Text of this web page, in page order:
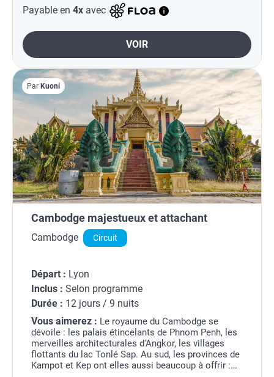
Payable en 4x avec
VOIR
Par Kuoni
Cambodge majestueux et attachant
Cambodge Circuit
Départ : Lyon
Inclus : Selon programme
Durée : 12 jours / 9 nuits
Vous aimerez : Le royaume du Cambodge se
dévoile : les palais étincelants de Phnom Penh, les
merveilles architecturales d'Angkor, les villages
flottants du lac Tonlé Sap. Au sud, les provinces de
Kampot et Kep ont elles aussi beaucoup à offrir :